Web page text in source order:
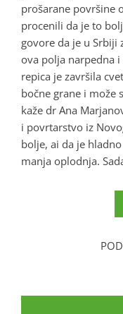
prošarane površine
procenili da je to
govore da je u Srbiji
ova polja narpedna i
repica je završila
bočne grane i može
kaže dr Ana
i povrtarstvo iz
bolje, ai da je
manja oplodnja.